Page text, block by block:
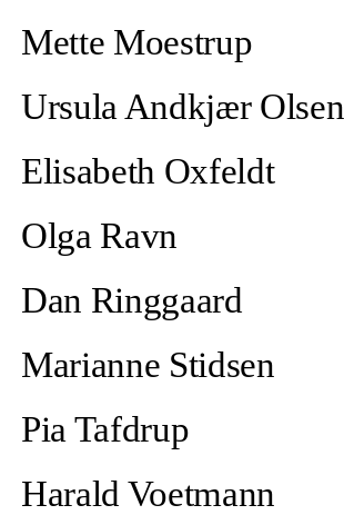
Mette Moestrup
Ursula Andkjær Olsen
Elisabeth Oxfeldt
Olga Ravn
Dan Ringgaard
Marianne Stidsen
Pia Tafdrup
Harald Voetmann